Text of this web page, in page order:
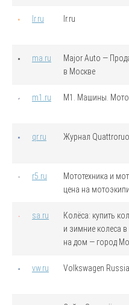
lr.ru lr.ru
ma.ru
Major Auto —
в Москве
m1.ru М1. Машины.
qr.ru Журнал
r5.ru
Мототехника и
цена на
sa.ru
Колёса: купить
и зимние колеса в
на дом — город
vw.ru Volkswagen Russia